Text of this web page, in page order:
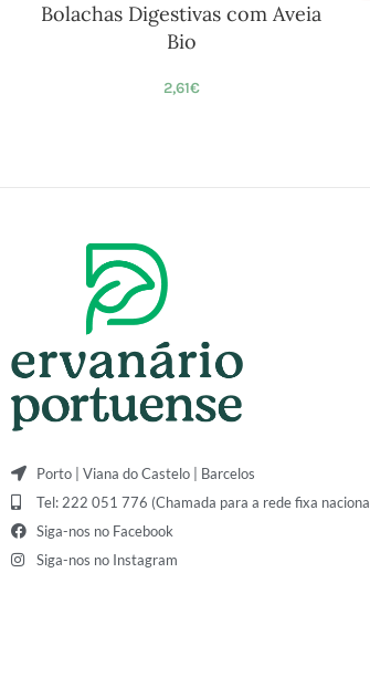
Bolachas Digestivas com Aveia
Bio
2,61€
Porto | Viana do Castelo | Barcelos
Tel: 222 051 776 (Chamada para a rede fixa
Siga-nos no Facebook
Siga-nos no Instagram